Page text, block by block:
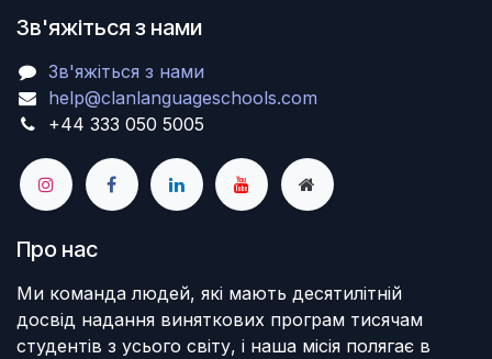
Зв'яжіться з нами
Зв'яжіться з нами
help@clanlanguageschools.com
+44 333 050 5005
Про нас
Ми команда людей, які мають десятилітній
досвід надання виняткових програм тисячам
студентів з усього світу, і наша місія полягає в